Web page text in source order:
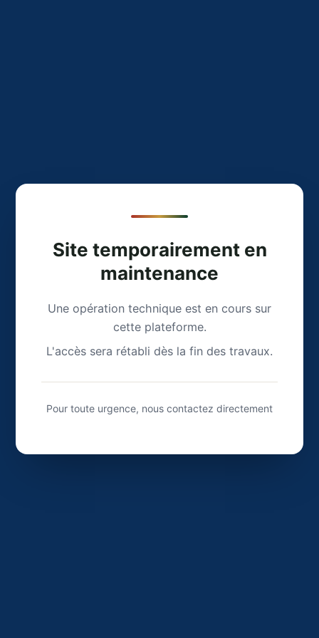
Site temporairement en
maintenance
Une opération technique est en cours sur
cette plateforme.
L'accès sera rétabli dès la fin des travaux.
Pour toute urgence, nous contactez directement